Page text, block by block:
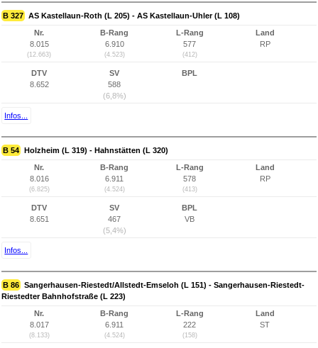
B 327 AS Kastellaun-Roth (L 205) - AS Kastellaun-Uhler (L 108)
Nr.
8.015
(12.663)
B-Rang
6.910
(4.523)
L-Rang
577
(412)
Land
RP
DTV
8.652
SV
588
(6,8%)
BPL
Infos...
B 54 Holzheim (L 319) - Hahnstätten (L 320)
Nr.
8.016
(6.825)
B-Rang
6.911
(4.524)
L-Rang
578
(413)
Land
RP
DTV
8.651
SV
467
(5,4%)
BPL
VB
Infos...
B 86 Sangerhausen-Riestedt/Allstedt-Emseloh (L 151) - Sangerhausen-Riestedt-
Riestedter Bahnhofstraße (L 223)
Nr.
8.017
(8.133)
B-Rang
6.911
(4.524)
L-Rang
222
(158)
Land
ST